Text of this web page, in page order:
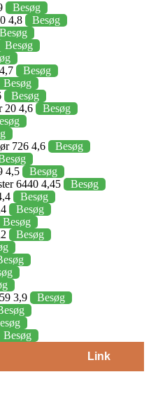
Besøg
4,8
Besøg
Besøg
Besøg
Besøg
Besøg
Besøg
20 4,6
Besøg
726 4,6
Besøg
4,5
Besøg
6440 4,45
Besøg
Besøg
Besøg
Besøg
Besøg
3,9
Besøg
Besøg
Link